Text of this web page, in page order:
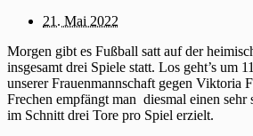
21. Mai 2022
Morgen gibt es Fußball satt auf der
insgesamt drei Spiele statt. Los geht’s um
unserer Frauenmannschaft gegen
Frechen empfängt man diesmal einen sehr
im Schnitt drei Tore pro Spiel erzielt.